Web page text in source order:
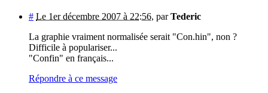
# Le 1er décembre 2007 à 22:56, parTederic
La graphie vraiment normalisée serait "Con.hin", non ?
Difficile à populariser...
"Confin" en français...
Répondre à ce message